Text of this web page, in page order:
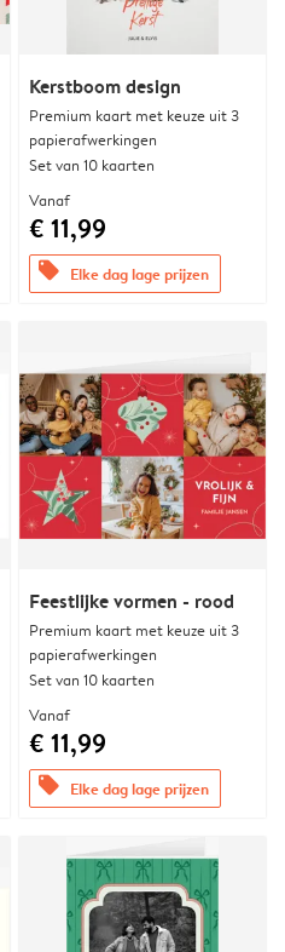
Kerstboom design
Premium kaart met keuze uit 3
papierafwerkingen
Set van 10 kaarten
Vanaf
€ 11,99
offers Elke dag lage prijzen
Feestlijke vormen - rood
Premium kaart met keuze uit 3
papierafwerkingen
Set van 10 kaarten
Vanaf
€ 11,99
offers Elke dag lage prijzen